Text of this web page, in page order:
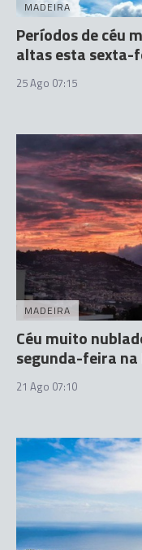
MADEIRA
Períodos de céu
altas esta sexta-
25 Ago 07:15
MADEIRA
Céu muito
segunda-feira
21 Ago 07:10